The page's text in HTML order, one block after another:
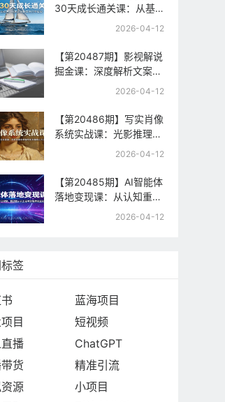
30天成长通关课：从基
础准备到平台运营，从零
2026-04-12
【第20487期】影视解说
掘金课：深度解析文案逻
辑、槽点设计与推流机
2026-04-12
【第20486期】写实肖像
系统实战课：光影推理、
构图构成、色彩置换，手
心方法
2026-04-12
【第20485期】AI智能体
落地变现课：从认知重构
到Coze平台实操，精通
2026-04-12
签
蓝海项目
目
短视频
播
ChatGPT
货
精准引流
源
小项目